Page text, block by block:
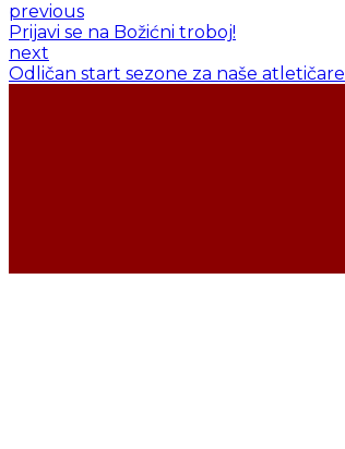
previous
Prijavi se na Božićni troboj!
next
Odličan start sezone za naše atletičare